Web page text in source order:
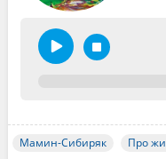
Мамин-Сибиряк Про